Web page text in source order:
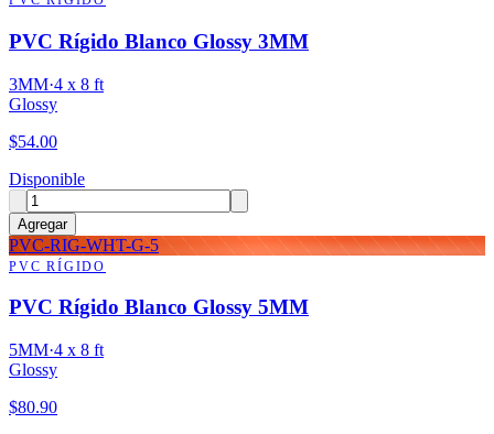
PVC Rígido Blanco Glossy 3MM
3MM·4 x 8 ft
Glossy
$54.00
Disponible
Agregar
PVC-RIG-WHT-G-5
PVC RÍGIDO
PVC Rígido Blanco Glossy 5MM
5MM·4 x 8 ft
Glossy
$80.90